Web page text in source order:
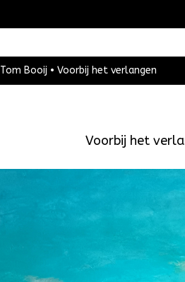
Tom Booij Voorbij het verlangen
Voorbij het